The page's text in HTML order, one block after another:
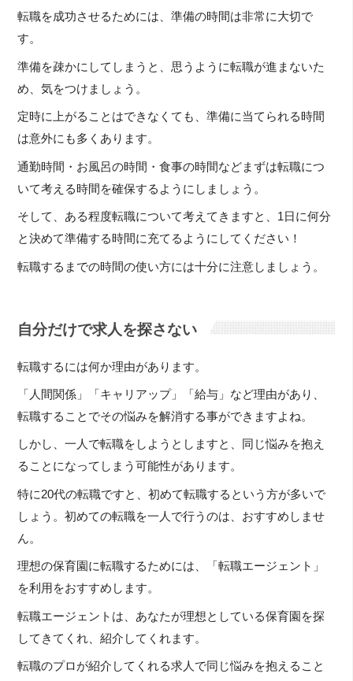
転職を成功させるためには、準備の時間は非常に大切で
す。
準備を疎かにしてしまうと、思うように転職が進まないた
め、気をつけましょう。
定時に上がることはできなくても、準備に当てられる時間
は意外にも多くあります。
通勤時間・お風呂の時間・食事の時間などまずは転職につ
いて考える時間を確保するようにしましょう。
そして、ある程度転職について考えてきますと、1日に何分
と決めて準備する時間に充てるようにしてください！
転職するまでの時間の使い方には十分に注意しましょう。
自分だけで求人を探さない
転職するには何か理由があります。
「人間関係」「キャリアップ」「給与」など理由があり、
転職することでその悩みを解消する事ができますよね。
しかし、一人で転職をしようとしますと、同じ悩みを抱え
ることになってしまう可能性があります。
特に20代の転職ですと、初めて転職するという方が多いで
しょう。初めての転職を一人で行うのは、おすすめしませ
ん。
理想の保育園に転職するためには、「転職エージェント」
を利用をおすすめします。
転職エージェントは、あなたが理想としている保育園を探
してきてくれ、紹介してくれます。
転職のプロが紹介してくれる求人で同じ悩みを抱えること